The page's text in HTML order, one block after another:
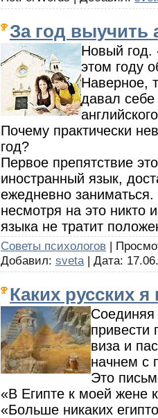
За год выучить
Новый год.
этом году
Наверное,
давал
Почему практически
год?
Первое препятствие
иностранный язык,
ежедневно заниматься.
несмотря на это никто
языка не тратит
Советы психологов |
Добавил: sveta | Дата:
Каких русских
Соединяя
привести
виза и
начнем с
Это
«В Египте к моей жене
«Больше никаких